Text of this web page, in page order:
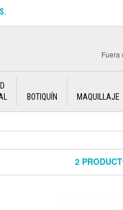
Fuera
BOTIQUÍN MAQUILLAJE
2